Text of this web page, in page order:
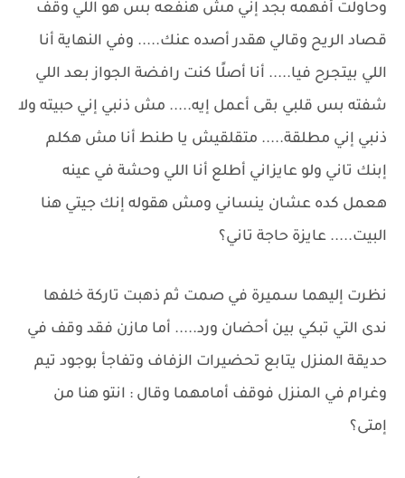
وحاولت أفهمه بجد إني مش هنفعه بس هو اللي وقف
قصاد الريح وقالي هقدر أصده عنك..... وفي النهاية أنا
اللي بيتجرح فيا..... أنا أصلًا كنت رافضة الجواز بعد اللي
شفته بس قلبي بقى أعمل إيه..... مش ذنبي إني حبيته ولا
ذنبي إني مطلقة..... متقلقيش يا طنط أنا مش هكلم
إبنك تاني ولو عايزاني أطلع أنا اللي وحشة في عينه
هعمل كده عشان ينساني ومش هقوله إنك جيتي هنا
البيت..... عايزة حاجة تاني؟
نظرت إليهما سميرة في صمت ثم ذهبت تاركة خلفها
ندى التي تبكي بين أحضان ورد..... أما مازن فقد وقف في
حديقة المنزل يتابع تحضيرات الزفاف وتفاجأ بوجود تيم
وغرام في المنزل فوقف أمامهما وقال : انتو هنا من
إمتى؟